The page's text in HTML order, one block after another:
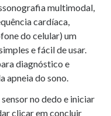
multimodal,
cardíaca,
do celular) um
e fácil de usar.
diagnóstico e
apneia do sono.
no dedo e iniciar
clicar em concluir